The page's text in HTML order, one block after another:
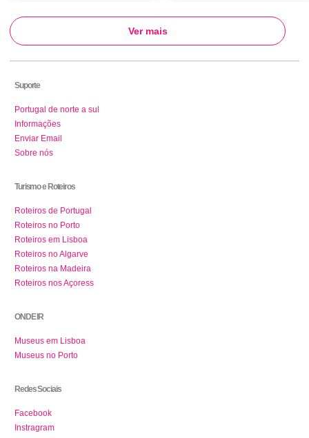
Ver mais
Suporte
Portugal de norte a sul
Informações
Enviar Email
Sobre nós
Turismo e Roteiros
Roteiros de Portugal
Roteiros no Porto
Roteiros em Lisboa
Roteiros no Algarve
Roteiros na Madeira
Roteiros nos Açoress
ONDE IR
Museus em Lisboa
Museus no Porto
Redes Sociais
Facebook
Instragram